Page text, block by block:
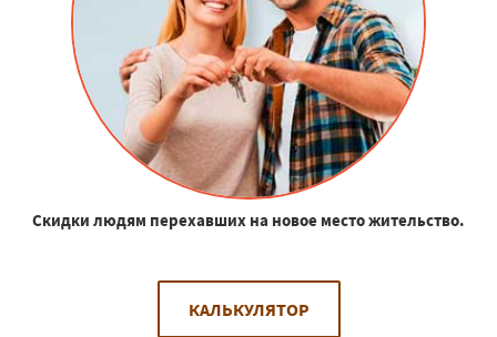
Скидки людям перехавших на новое место жительство.
КАЛЬКУЛЯТОР